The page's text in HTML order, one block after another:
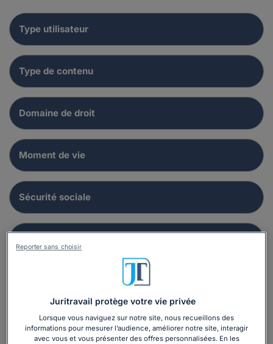
Juritravail protège votre vie privée
Lorsque vous naviguez sur notre site, nous recueillons des
informations pour mesurer l’audience, améliorer notre site, interagir
avec vous et vous présenter des offres personnalisées. En les
Reporter sans choisir